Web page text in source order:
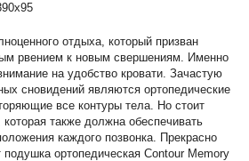
отдыха, который призван
рвением к новым свершениям. Именно
на удобство кровати. Зачастую
сновидений являются ортопедические
все контуры тела. Но стоит
также должна обеспечивать
каждого позвонка. Прекрасно
ортопедическая Contour Memory